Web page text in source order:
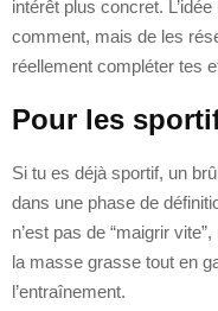
intérêt plus concret.
comment, mais de les
réellement compléter tes
Pour les
Si tu es déjà sportif, un
dans une phase de
n’est pas de “maigrir
la masse grasse tout en
l’entraînement.